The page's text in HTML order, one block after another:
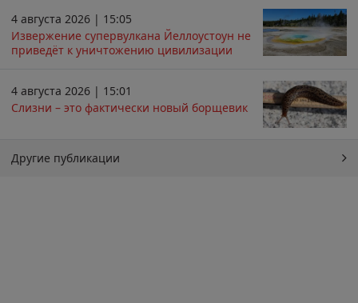
4 августа 2026 | 15:05
Извержение супервулкана Йеллоустоун не
приведёт к уничтожению цивилизации
4 августа 2026 | 15:01
Слизни – это фактически новый борщевик
Другие публикации